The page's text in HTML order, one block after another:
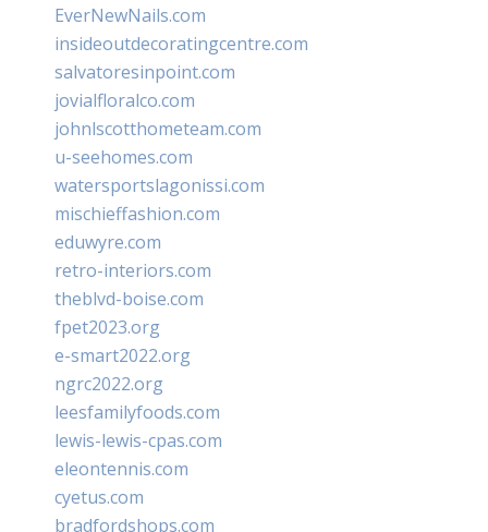
EverNewNails.com
insideoutdecoratingcentre.com
salvatoresinpoint.com
jovialfloralco.com
johnlscotthometeam.com
u-seehomes.com
watersportslagonissi.com
mischieffashion.com
eduwyre.com
retro-interiors.com
theblvd-boise.com
fpet2023.org
e-smart2022.org
ngrc2022.org
leesfamilyfoods.com
lewis-lewis-cpas.com
eleontennis.com
cyetus.com
bradfordshops.com